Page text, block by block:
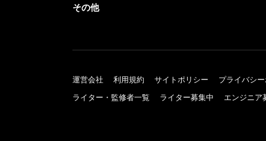
その他
運営会社 利用規約 サイトポリシー
プライバシ
ライター・監修者一覧
ライター募集中 エンジニア